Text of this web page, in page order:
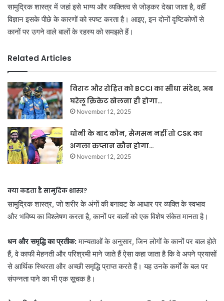
सामुद्रिक शास्त्र में जहां इसे भाग्य और व्यक्तित्व से जोड़कर देखा जाता है, वहीं
विज्ञान इसके पीछे के कारणों को स्पष्ट करता है। आइए, इन दोनों दृष्टिकोणों से
कानों पर उगने वाले बालों के रहस्य को समझते हैं।
Related Articles
विराट और रोहित को BCCI का सीधा संदेश, अब
घरेलू क्रिकेट खेलना ही होगा…
November 12, 2025
धोनी के बाद कौन, सैमसन नहीं तो CSK का
अगला कप्तान कौन होगा…
November 12, 2025
क्या कहता है सामुद्रिक शास्त्र?
सामुद्रिक शास्त्र, जो शरीर के अंगों की बनावट के आधार पर व्यक्ति के स्वभाव
और भविष्य का विश्लेषण करता है, कानों पर बालों को एक विशेष संकेत मानता है।
धन और समृद्धि का प्रतीक:मान्यताओं के अनुसार, जिन लोगों के कानों पर बाल होते
हैं, वे काफी मेहनती और परिश्रमी माने जाते हैंऐसा कहा जाता है कि वे अपने प्रयासों
से आर्थिक स्थिरता और अच्छी समृद्धि प्राप्त करते हैं। यह उनके कर्मों के बल पर
संपन्नता पाने का भी एक सूचक है।